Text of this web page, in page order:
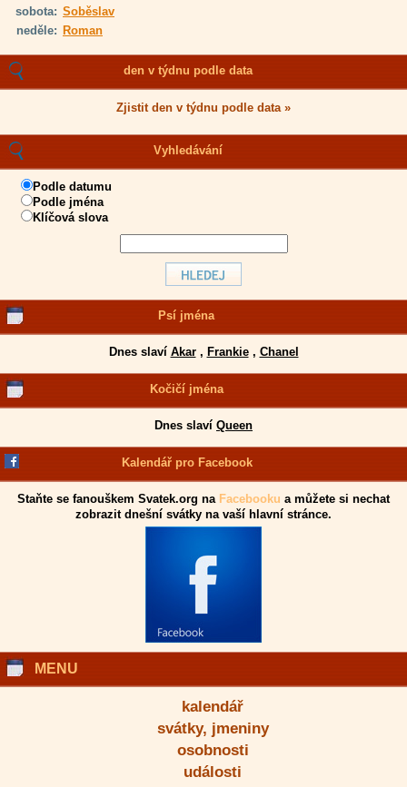
sobota: Soběslav
neděle: Roman
den v týdnu podle data
Zjistit den v týdnu podle data »
Vyhledávání
Podle datumu
Podle jména
Klíčová slova
Psí jména
Dnes slaví Akar, Frankie, Chanel
Kočičí jména
Dnes slaví Queen
Kalendář pro Facebook
Staňte se fanouškem Svatek.org na Facebooku a můžete si nechat
zobrazit dnešní svátky na vaší hlavní stránce.
MENU
kalendář
svátky, jmeniny
osobnosti
události